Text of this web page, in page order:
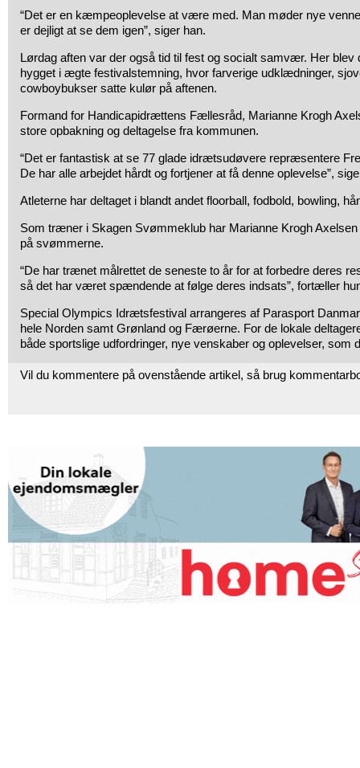
“Det er en kæmpeoplevelse at være med. Man møder nye
er dejligt at se dem igen”, siger han.
Lørdag aften var der også tid til fest og socialt samvær. Her blev
hygget i ægte festivalstemning, hvor farverige udklædninger,
cowboybukser satte kulør på aftenen.
Formand for Handicapidrættens Fællesråd, Marianne Krogh
store opbakning og deltagelse fra kommunen.
“Det er fantastisk at se 77 glade idrætsudøvere repræsentere
De har alle arbejdet hårdt og fortjener at få denne oplevelse”,
Atleterne har deltaget i blandt andet floorball, fodbold, bowling,
Som træner i Skagen Svømmeklub har Marianne Krogh
på svømmerne.
“De har trænet målrettet de seneste to år for at forbedre deres
så det har været spændende at følge deres indsats”, fortæller
Special Olympics Idrætsfestival arrangeres af Parasport
hele Norden samt Grønland og Færøerne. For de lokale
både sportslige udfordringer, nye venskaber og oplevelser, som
Vil du kommentere på ovenstående artikel, så brug